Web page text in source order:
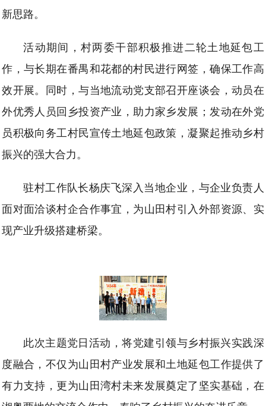
新思路。
活动期间，村两委干部积极推进二轮土地延包工
作，与长期在番禺和花都的村民进行网签，确保工作高
效开展。同时，与当地流动党支部召开座谈会，动员在
外优秀人员回乡投资产业，助力家乡发展；发动在外党
员积极向务工村民宣传土地延包政策，凝聚起推动乡村
振兴的强大合力。
驻村工作队长杨庆飞深入当地企业，与企业负责人
面对面洽谈村企合作事宜，为山田村引入外部资源、实
现产业升级搭建桥梁。
此次主题党日活动，将党建引领与乡村振兴实践深
度融合，不仅为山田村产业发展和土地延包工作提供了
有力支持，更为山田湾村未来发展奠定了坚实基础，在